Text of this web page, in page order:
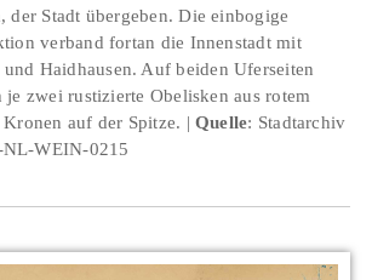
der Stadt übergeben. Die einbogige
verband fortan die Innenstadt mit
und Haidhausen. Auf beiden Uferseiten
je zwei rustizierte Obelisken aus rotem
auf der Spitze.
Quelle: Stadtarchiv
NL-WEIN-0215